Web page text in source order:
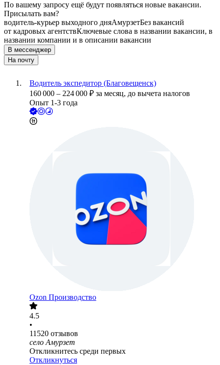
По вашему запросу ещё будут появляться новые вакансии.
Присылать вам?
водитель-курьер выходного дняАмурзетБез вакансий
от кадровых агентствКлючевые слова в названии вакансии, в
названии компании и в описании вакансии
В мессенджер
На почту
Водитель экспедитор (Благовещенск)
160 000 – 224 000 ₽ за месяц, до вычета налогов
Опыт 1-3 года
Ozon Производство
4.5
•
11520 отзывов
село Амурзет
Откликнитесь среди первых
Откликнуться